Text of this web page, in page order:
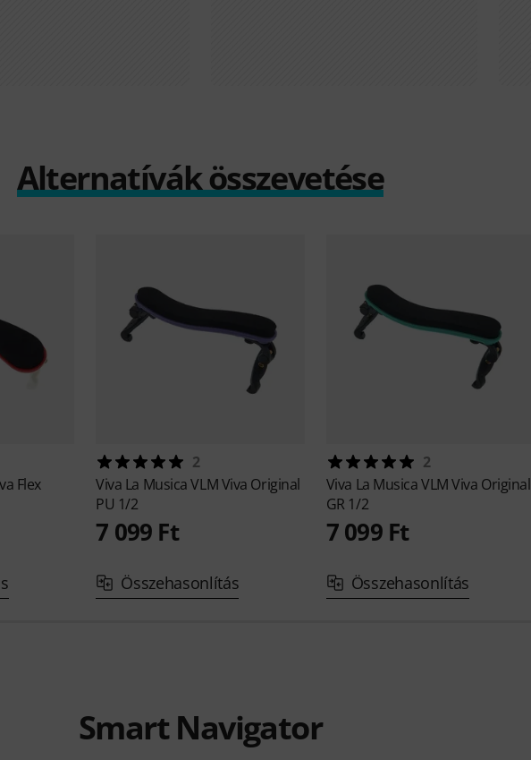
Alternatívák összevetése
Flex
2
Viva La MusicaVLM Viva Original
PU 1/2
7 099 Ft
Összehasonlítás
2
Viva La MusicaVLM Viva Original
GR 1/2
7 099 Ft
Összehasonlítás
Smart Navigator